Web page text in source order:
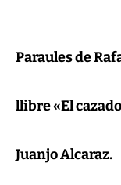
Paraules de
llibre «El
Juanjo Alcaraz.